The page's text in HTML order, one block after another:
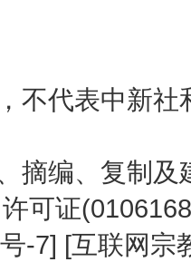
不代表中新
摘编、复制
可证
-7] [互联网宗